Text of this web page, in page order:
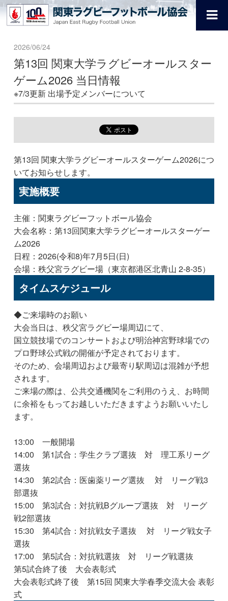
2026/06/24
第13回 関東大学ラグビーオールスター
ゲーム2026 当日情報
※7/3更新 出場予定メンバーについて
第13回 関東大学ラグビーオールスターゲーム2026につ
いてお知らせします。
実施概要
主催：関東ラグビーフットボール協会
大会名称：第13回関東大学ラグビーオールスターゲー
ム2026
日程：2026(令和8)年7月5日(日)
会場：秩父宮ラグビー場（東京都港区北青山 2-8-35）
タイムスケジュール
◆ご来場時のお願い
大会当日は、秩父宮ラグビー場周辺にて、
国立競技場でのコンサートおよび明治神宮野球場での
プロ野球公式戦の開催が予定されております。
そのため、会場周辺および最寄り駅周辺は混雑が予想
されます。
ご来場の際は、公共交通機関をご利用のうえ、お時間
に余裕をもってお越しいただきますようお願いいたし
ます。
13:00 一般開場
14:00 第1試合：学生クラブ選抜 対 理工系リーグ
選抜
14:30 第2試合：医歯薬リーグ選抜 対 リーグ戦3
部選抜
15:00 第3試合：対抗戦Bグループ選抜 対 リーグ
戦2部選抜
15:30 第4試合：対抗戦女子選抜 対 リーグ戦女子
選抜
17:00 第5試合：対抗戦選抜 対 リーグ戦選抜
第5試合終了後 大会表彰式
大会表彰式終了後 第15回 関東大学春季交流大会 表彰
式